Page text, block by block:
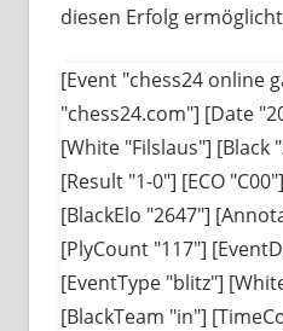
diesen Erfolg
[Event "chess24 online
"chess24.com"] [Date
[White "Filslaus"] [Black
[Result "1-0"] [ECO
[BlackElo "2647"]
[PlyCount "117"]
[EventType "blitz"]
[BlackTeam "in"]